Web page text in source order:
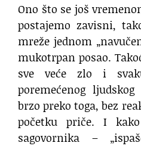
Ono što se još
postajemo zavisni,
mreže jednom
mukotrpan posao.
sve veće zlo i
poremećenog
brzo preko toga, bez
početku priče. I
sagovornika –